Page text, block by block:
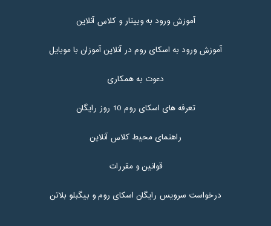
آموزش ورود به وبینار و کلاس آنلاین
آموزش ورود به اسکای روم در آنلاین آموزان با موبایل
دعوت به همکاری
تعرفه های اسکای روم 10 روز رایگان
راهنمای محیط کلاس آنلاین
قوانین و مقررات
درخواست سرویس رایگان اسکای روم و بیگبلو بلاتن